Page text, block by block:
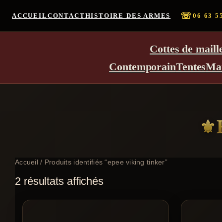
ACCUEIL CONTACTHISTOIRE DES ARMES ☏06 63
Cottes de
ContemporainTentes
Accueil/ Produits identifiés “epee viking tinker”
2 résultats affichés